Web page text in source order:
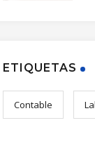
ETIQUETAS
Contable